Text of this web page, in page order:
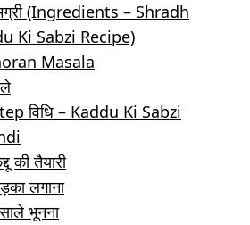
(Ingredients – Shradh
Ki Sabzi Recipe)
Masala
विधि – Kaddu Ki Sabzi
की तैयारी
लगाना
भूनना